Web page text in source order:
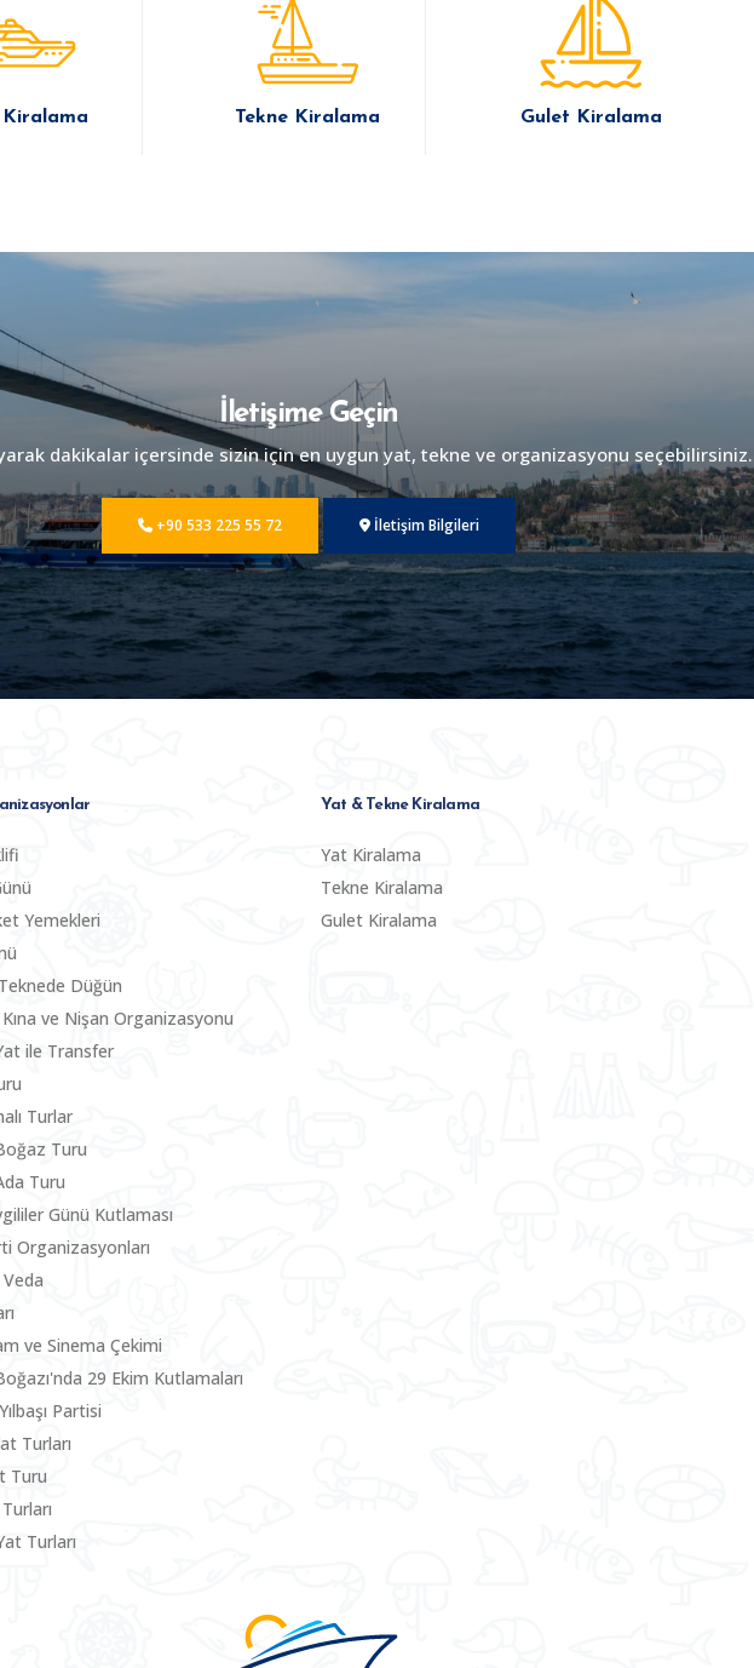
Tekne Kiralama Gulet Kiralama
İletişime Geçin
dakikalar içersinde sizin için en uygun yat, tekne ve organizasyonu seçebilirsiniz.
+90 533 225 55 72 İletişim Bilgileri
Yemekleri
Düğün
ve Nişan Organizasyonu
ile Transfer
Turlar
Turu
Turu
Günü Kutlaması
Organizasyonları
Veda
ve Sinema Çekimi
29 Ekim Kutlamaları
Partisi
Turları
Turu
Turları
Yat & Tekne Kiralama
Yat Kiralama
Tekne Kiralama
Gulet Kiralama